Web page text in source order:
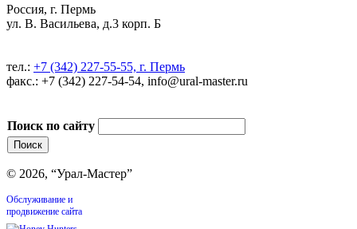
Россия, г. Пермь
ул. В. Васильева, д.3 корп. Б
тел.: +7 (342) 227-55-55, г. Пермь
факс.: +7 (342) 227-54-54, info@ural-master.ru
Поиск по сайту
© 2026, “Урал-Мастер”
Обслуживание и
продвижение сайта